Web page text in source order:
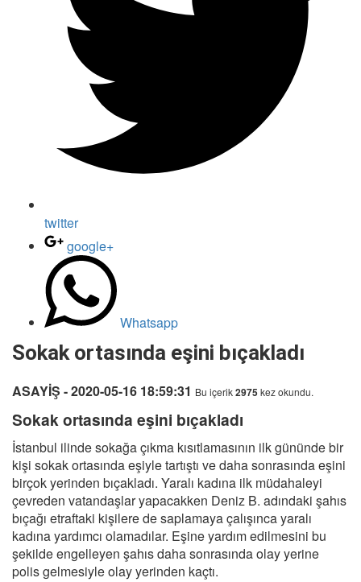
twitter
google+
Whatsapp
Sokak ortasında eşini bıçakladı
ASAYİŞ - 2020-05-16 18:59:31 Bu içerik2975kez okundu.
Sokak ortasında eşini bıçakladı
İstanbul ilinde sokağa çıkma kısıtlamasının ilk gününde bir
kişi sokak ortasında eşiyle tartıştı ve daha sonrasında eşini
birçok yerinden bıçakladı. Yaralı kadına ilk müdahaleyi
çevreden vatandaşlar yapacakken Deniz B. adındaki şahıs
bıçağı etraftaki kişilere de saplamaya çalışınca yaralı
kadına yardımcı olamadılar. Eşine yardım edilmesini bu
şekilde engelleyen şahıs daha sonrasında olay yerine
polis gelmesiyle olay yerinden kaçtı.